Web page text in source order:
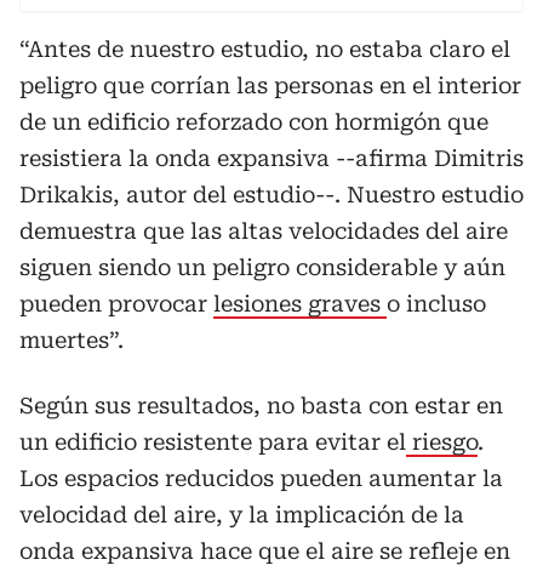
“Antes de nuestro estudio, no estaba claro el
peligro que corrían las personas en el interior
de un edificio reforzado con hormigón que
resistiera la onda expansiva --afirma Dimitris
Drikakis, autor del estudio--. Nuestro estudio
demuestra que las altas velocidades del aire
siguen siendo un peligro considerable y aún
pueden provocar lesiones graves o incluso
muertes”.
Según sus resultados, no basta con estar en
un edificio resistente para evitar el riesgo.
Los espacios reducidos pueden aumentar la
velocidad del aire, y la implicación de la
onda expansiva hace que el aire se refleje en